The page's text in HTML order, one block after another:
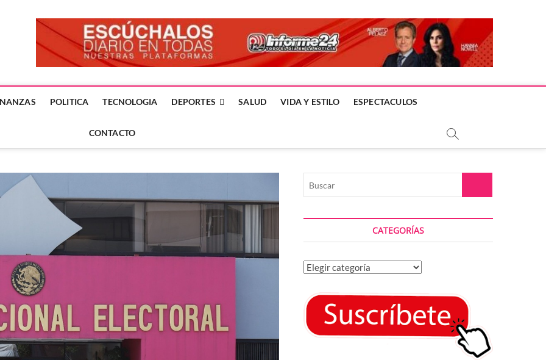
DÍA EN LA NOTICIA
POLITICA TECNOLOGIA DEPORTES SALUD VIDA Y ESTILO ESPECTACULOS
CONTACTO
CATEGORÍAS
Categorías